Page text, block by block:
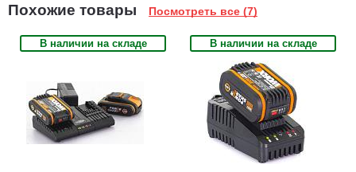
Похожие товары Посмотреть все (7)
В наличии на складе В наличии на складе